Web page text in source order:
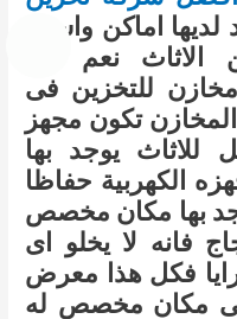
اماكن واسعه
الاثاث نعم هى
للتخزين فى
تكون مجهز
للاثاث يوجد بها
الكهربية حفاظا
بها مكان مخصص
فانه لا يخلو اى
فكل هذا معرض
مكان مخصص له